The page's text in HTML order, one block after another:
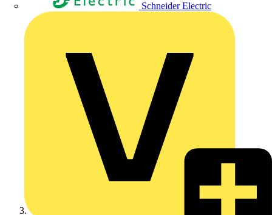
Schneider Electric